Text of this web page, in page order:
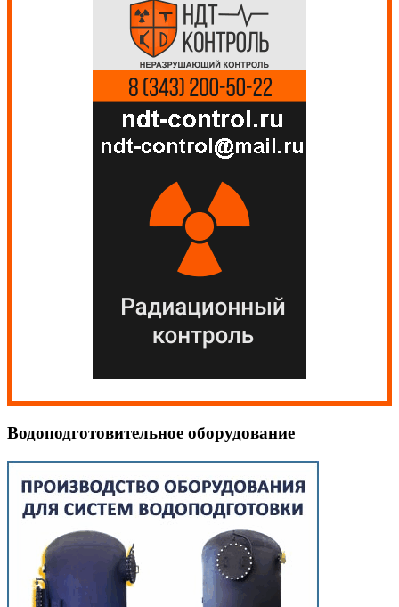
Водоподготовительное оборудование